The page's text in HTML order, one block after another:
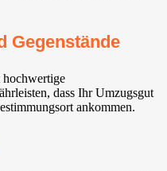
Gegenstände
hochwertige
dass Ihr Umzugsgut
ankommen.